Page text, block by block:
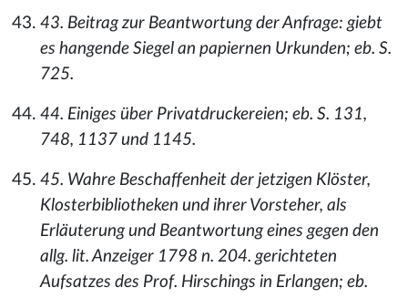
43. Beitrag zur Beantwortung der Anfrage: giebt
es hangende Siegel an papiernen Urkunden; eb. S.
725.
44. Einiges über Privatdruckereien; eb. S. 131,
748, 1137 und 1145.
45. Wahre Beschaffenheit der jetzigen Klöster,
Klosterbibliotheken und ihrer Vorsteher, als
Erläuterung und Beantwortung eines gegen den
allg. lit. Anzeiger 1798 n. 204. gerichteten
Aufsatzes des Prof. Hirschings in Erlangen; eb.